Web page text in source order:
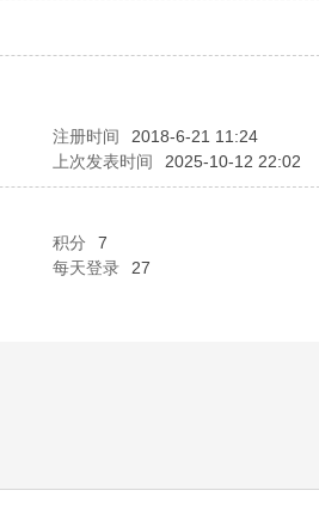
注册时间 2018-6-21 11:24
上次发表时间 2025-10-12 22:02
积分 7
每天登录 27